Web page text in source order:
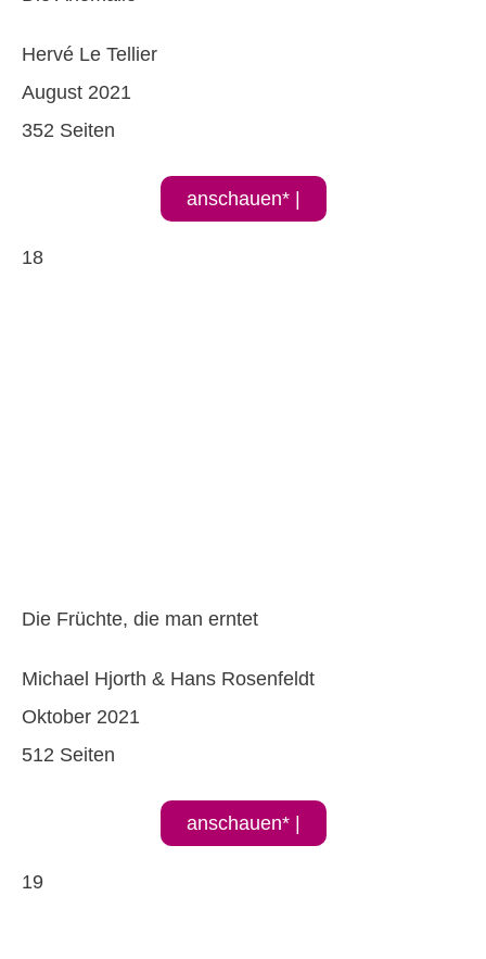
Hervé Le Tellier
August 2021
352 Seiten
anschauen* |
18
Die Früchte, die man erntet
Michael Hjorth & Hans Rosenfeldt
Oktober 2021
512 Seiten
anschauen* |
19